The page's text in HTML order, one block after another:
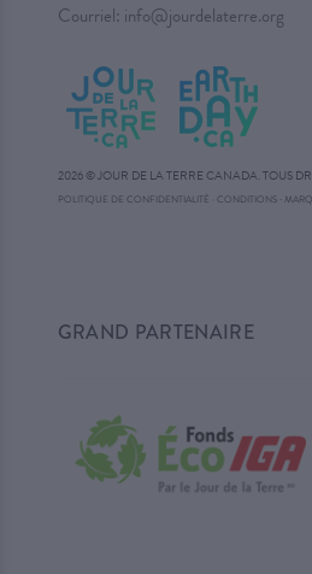
Courriel: info@jourdelaterre.org
2026 © JOUR DE LA TERRE CANADA. TOUS
POLITIQUE DE CONFIDENTIALITÉ CONDITIONS·
GRAND PARTENAIRE